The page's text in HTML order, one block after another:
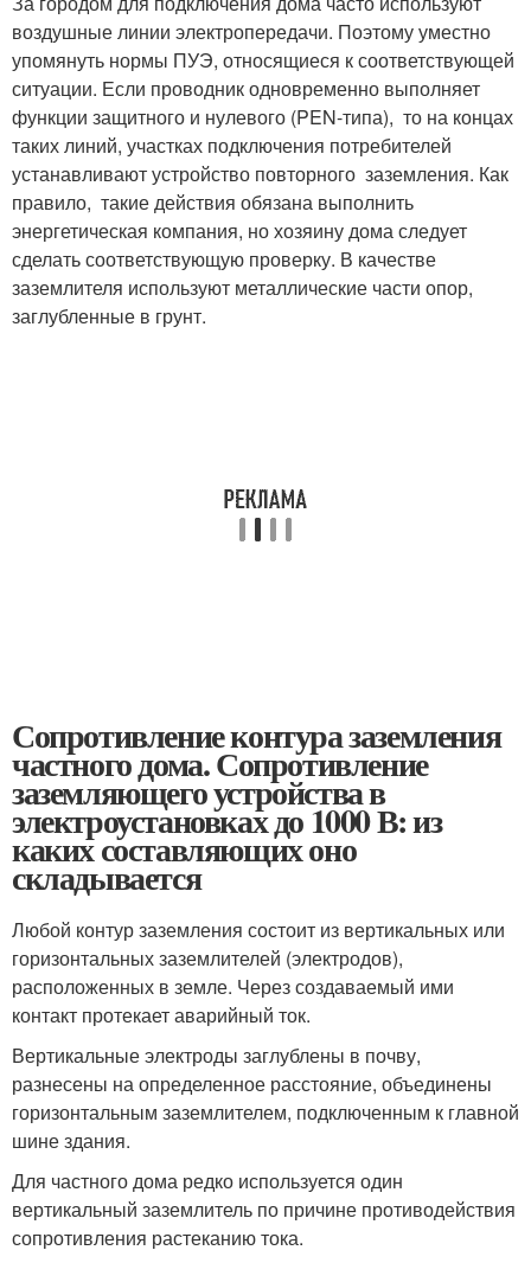
воздушные линии электропередачи. Поэтому уместно
упомянуть нормы ПУЭ, относящиеся к соответствующей
ситуации. Если проводник одновременно выполняет
функции защитного и нулевого (PEN-типа), то на концах
таких линий, участках подключения потребителей
устанавливают устройство повторного заземления. Как
правило, такие действия обязана выполнить
энергетическая компания, но хозяину дома следует
сделать соответствующую проверку. В качестве
заземлителя используют металлические части опор,
заглубленные в грунт.
Сопротивление контура заземления
частного дома. Сопротивление
заземляющего устройства в
электроустановках до 1000 В: из
каких составляющих оно
складывается
Любой контур заземления состоит из вертикальных или
горизонтальных заземлителей (электродов),
расположенных в земле. Через создаваемый ими
контакт протекает аварийный ток.
Вертикальные электроды заглублены в почву,
разнесены на определенное расстояние, объединены
горизонтальным заземлителем, подключенным к главной
шине здания.
Для частного дома редко используется один
вертикальный заземлитель по причине противодействия
сопротивления растеканию тока.